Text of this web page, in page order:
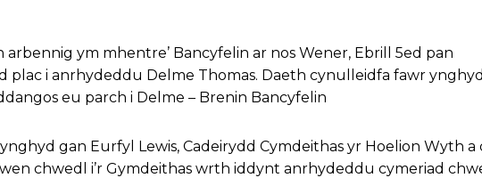
arbennig ym mhentre’ Bancyfelin ar nos Wener, Ebrill 5ed pan
plac i anrhydeddu Delme Thomas. Daeth cynulleidfa fawr
eu parch i Delme – Brenin Bancyfelin
gan Eurfyl Lewis, Cadeirydd Cymdeithas yr Hoelion Wyth a
chwedl i’r Gymdeithas wrth iddynt anrhydeddu cymeriad